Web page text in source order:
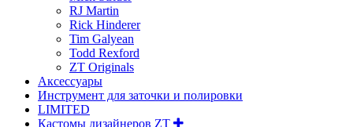
RJ Martin
Rick Hinderer
Tim Galyean
Todd Rexford
ZT Originals
Аксессуары
Инструмент для заточки и полировки
LIMITED
Кастомы дизайнеров ZT